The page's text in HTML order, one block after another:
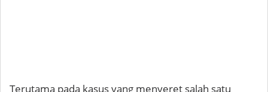
Terutama pada kasus yang menyeret salah satu